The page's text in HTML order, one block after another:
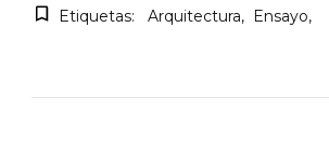
Etiquetas: Arquitectura Ensayo